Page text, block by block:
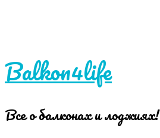
Balkon4life
Все о балконах и лоджиях!